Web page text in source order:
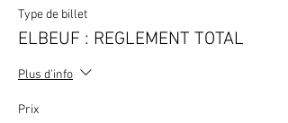
Type de billet
ELBEUF : REGLEMENT TOTAL
Plus d'info
Prix